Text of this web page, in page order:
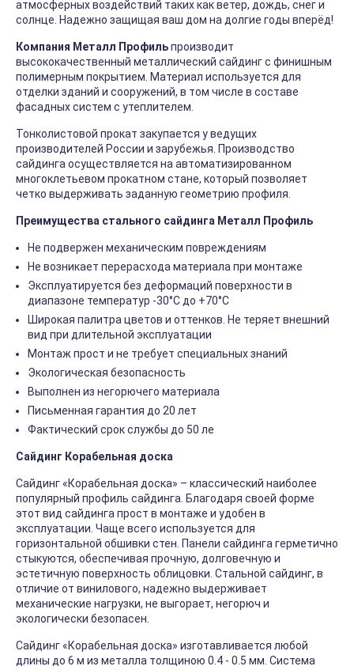
атмосферных воздействий таких как ветер, дождь, снег и
солнце. Надежно защищая ваш дом на долгие годы вперёд!
Компания Металл Профильпроизводит
высококачественный металлический сайдинг с финишным
полимерным покрытием. Материал используется для
отделки зданий и сооружений, в том числе в составе
фасадных систем с утеплителем.
Тонколистовой прокат закупается у ведущих
производителей России и зарубежья. Производство
сайдинга осуществляется на автоматизированном
многоклетьевом прокатном стане, который позволяет
четко выдерживать заданную геометрию профиля.
Преимущества стального сайдинга Металл Профиль
Не подвержен механическим повреждениям
Не возникает перерасхода материала при монтаже
Эксплуатируется без деформаций поверхности в
диапазоне температур -30°C до +70°C
Широкая палитра цветов и оттенков. Не теряет внешний
вид при длительной эксплуатации
Монтаж прост и не требует специальных знаний
Экологическая безопасность
Выполнен из негорючего материала
Письменная гарантия до 20 лет
Фактический срок службы до 50 ле
Сайдинг Корабельная доска
Сайдинг «Корабельная доска» – классический наиболее
популярный профиль сайдинга. Благодаря своей форме
этот вид сайдинга прост в монтаже и удобен в
эксплуатации. Чаще всего используется для
горизонтальной обшивки стен. Панели сайдинга герметично
стыкуются, обеспечивая прочную, долговечную и
эстетичную поверхность облицовки. Стальной сайдинг, в
отличие от винилового, надежно выдерживает
механические нагрузки, не выгорает, негорюч и
экологически безопасен.
Сайдинг «Корабельная доска» изготавливается любой
длины до 6 м из металла толщиною 0.4 - 0.5 мм. Система